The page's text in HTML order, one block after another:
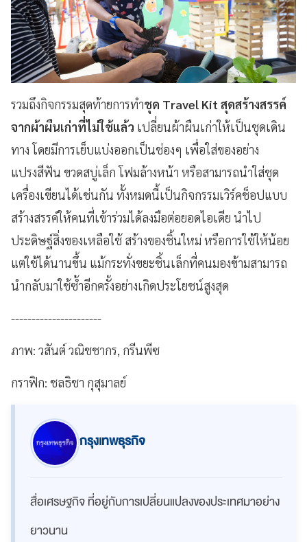
รวมถึงกิจกรรมสุดท้ายการทำชุด Travel Kit สุดสร้างสรรค์
จากผ้าผืนเก่าที่ไม่ใช้แล้ว เปลี่ยนผ้าผืนเก่าให้เป็นชุดเดิน
ทาง โดยมีการเย็บแบ่งออกเป็นช่องๆ เพื่อใส่ของอย่าง
แปรงสีฟัน ขวดสบู่เล็ก โฟมล้างหน้า หรือสามารถนำใส่ชุด
เครื่องเขียนได้เช่นกัน ทั้งหมดนี้เป็นกิจกรรมเวิร์คช็อปแบบ
สร้างสรรค์ให้คนที่เข้าร่วมได้ลงมือต่อยอดไอเดีย​ นำไป
ประดิษฐ์สิ่งของเหลือใช้​ สร้างของชิ้น​ใหม่​ หรือการใช้ให้น้อย
แต่ใช้ได้นานขึ้น แม้กระทั่งขยะชิ้นเล็กที่คนมองข้ามสามารถ
นำกลับมาใช้ซ้ำอีกครั้งอย่างเกิดประโยชน์​สูงสุด
----------------------
ภาพ: วสันต์ วณิชชากร, กรีนพีซ
กราฟิก: ชลธิชา กุสุมาลย์
กรุงเทพธุรกิจ
สื่อเศรษฐกิจ ที่อยู่กับการเปลี่ยนแปลงของประเทศมาอย่าง
ยาวนาน